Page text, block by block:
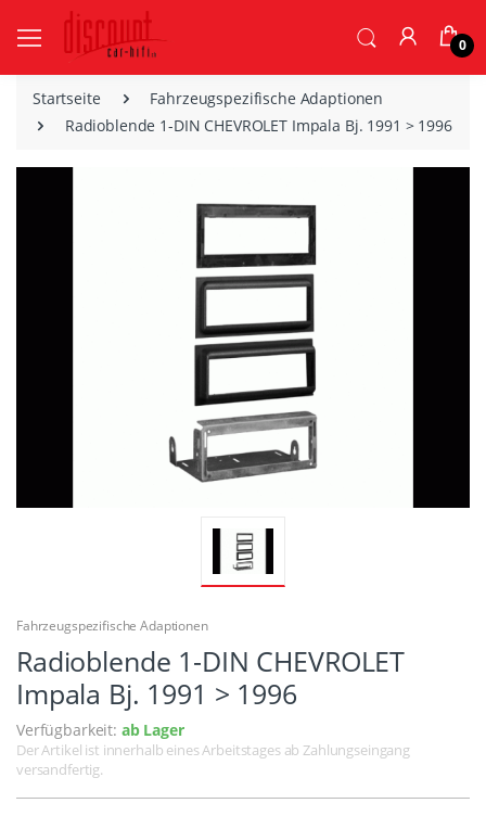
0
Startseite
Fahrzeugspezifische Adaptionen
Radioblende 1-DIN CHEVROLET Impala Bj. 1991 > 1996
Fahrzeugspezifische Adaptionen
Radioblende 1-DIN CHEVROLET
Impala Bj. 1991 > 1996
Verfügbarkeit: ab Lager
Der Artikel ist innerhalb eines Arbeitstages ab Zahlungseingang
versandfertig.